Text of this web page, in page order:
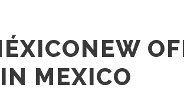
NEW
MEXICO